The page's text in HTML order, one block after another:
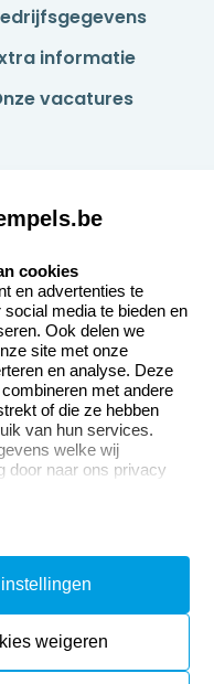
informatie
vacatures
opnemen
gestelde vragen
cookies
en advertenties te
media te bieden en
Ook delen we
site met onze
en analyse. Deze
met andere
of die ze hebben
van hun services.
welke wij
door naar ons privacy
weigeren